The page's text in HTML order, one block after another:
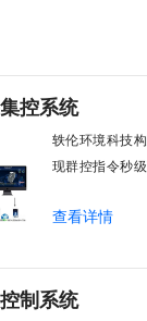
控系统
轶伦环境科技
现群控指令秒
巡检盲区。保
块清单：远程
环境自适应调
查看详情
制系统